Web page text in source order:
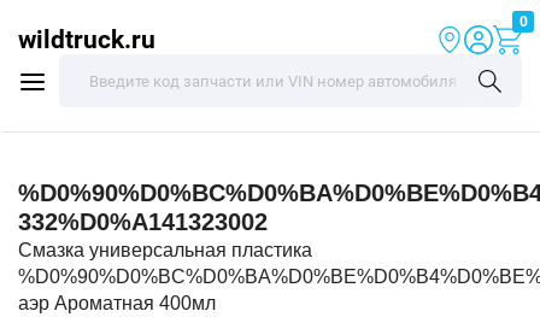
wildtruck.ru
0
332%D0%A141323002
Смазка универсальная пластика
аэр Ароматная 400мл